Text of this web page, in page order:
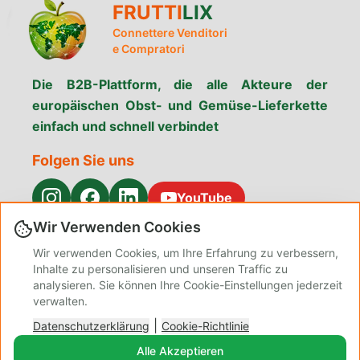
FRUTTILIX
Connettere Venditori
e Compratori
Die B2B-Plattform, die alle Akteure der
europäischen Obst- und Gemüse-Lieferkette
einfach und schnell verbindet
Folgen Sie uns
YouTube
Menü
Produkte
suchen
Warum Fruttilix Dienstleistungen
Kontakt Datenschutz
Über uns
Geschäftsbedingungen
Richtlinie
Wir Verwenden Cookies
Wir verwenden Cookies, um Ihre Erfahrung zu verbessern,
Inhalte zu personalisieren und unseren Traffic zu
analysieren. Sie können Ihre Cookie-Einstellungen jederzeit
verwalten.
Datenschutzerklärung
Cookie-Richtlinie
Alle Akzeptieren